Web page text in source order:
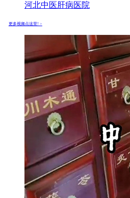
河北中医肝病医院
更多视频点这里! >